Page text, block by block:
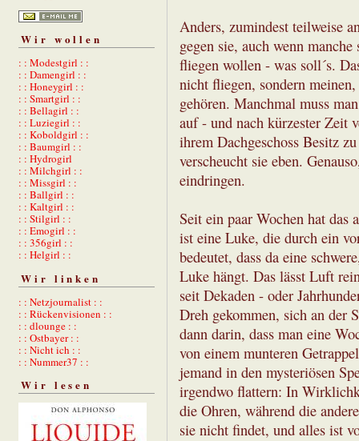
Wir wollen
: : Modestgirl : :
: : Damengirl : :
: : Honeygirl : :
: : Smartgirl : :
: : Bellagirl : :
: : Luziegirl : :
: : Koboldgirl : :
: : Baumgirl : :
: : Hydrogirl
: : Milchgirl : :
: : Missgirl : :
: : Ballgirl : :
: : Kaltgirl : :
: : Stilgirl : :
: : Emogirl : :
: : 356girl : :
: : Helgirl : :
Wir linken
: : Netzjournalist : :
: : Rückenvisionen : :
: : dlounge : :
: : Ostbayer : :
: : Nicht ich : :
: : Nummer37 : :
Wir lesen
Anders, zumindest teilweise
gegen sie, auch wenn
fliegen wollen - was soll´s.
nicht fliegen, sondern
gehören. Manchmal muss
auf - und nach kürzester Zeit
ihrem Dachgeschoss Besitz
verscheucht sie eben.
eindringen.
Seit ein paar Wochen hat das
ist eine Luke, die durch ein
bedeutet, dass da eine
Luke hängt. Das lässt Luft
seit Dekaden - oder
Dreh gekommen, sich an der
dann darin, dass man eine
von einem munteren
jemand in den mysteriösen
irgendwo flattern: In
die Ohren, während die
sie nicht findet, und alles ist